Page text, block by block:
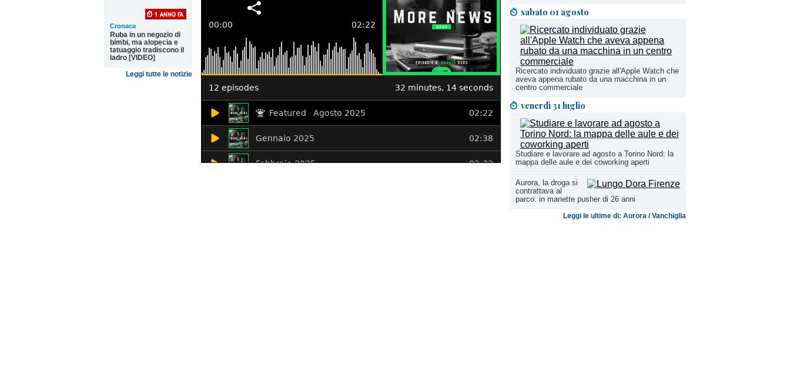
sabato 01 agosto
Ricercato individuato grazie all'Apple Watch che
aveva appena rubato da una macchina in un
centro commerciale
venerdì 31 luglio
Studiare e lavorare ad agosto a Torino Nord: la
mappa delle aule e dei coworking aperti
Aurora, la droga si
contrattava al
parco: in manette pusher di 26 anni
Leggi le ultime di: Aurora / Vanchiglia
Cronaca
Ruba in un negozio di
bimbi, ma alopecia e
tatuaggio tradiscono il
ladro [VIDEO]
Leggi tutte le notizie